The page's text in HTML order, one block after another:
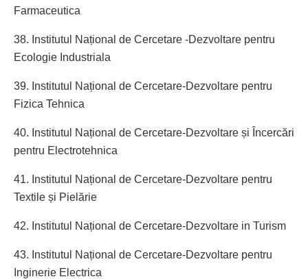
Farmaceutica
38. Institutul Național de Cercetare -Dezvoltare pentru
Ecologie Industriala
39. Institutul Național de Cercetare-Dezvoltare pentru
Fizica Tehnica
40. Institutul Național de Cercetare-Dezvoltare și Încercări
pentru Electrotehnica
41. Institutul Național de Cercetare-Dezvoltare pentru
Textile și Pielărie
42. Institutul Național de Cercetare-Dezvoltare in Turism
43. Institutul Național de Cercetare-Dezvoltare pentru
Inginerie Electrica